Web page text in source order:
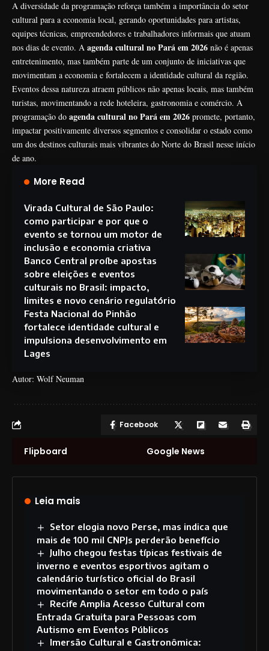
A diversidade da programação reforça também a importância do setor
cultural para a economia local, gerando oportunidades para artistas,
equipes técnicas, empreendedores e trabalhadores informais que atuam
nos dias de evento. A agenda cultural no Pará em 2026 não é apenas
entretenimento, mas também parte de um conjunto de iniciativas que
movimentam a economia e fortalecem a identidade cultural da região.
Eventos dessa natureza atraem públicos não apenas locais, mas também
turistas, movimentando a rede hoteleira, gastronomia e comércio. A
programação do agenda cultural no Pará em 2026 promete, portanto,
impactar positivamente diversos segmentos e consolidar o estado como
um dos destinos culturais mais vibrantes do Norte do Brasil nesse início
de ano.
More Read
Virada Cultural de São Paulo:
como participar e por que o
evento se tornou um motor de
inclusão e economia criativa
Banco Central proíbe apostas
sobre eleições e eventos
culturais no Brasil: impacto,
limites e novo cenário regulatório
Festa Nacional do Pinhão
fortalece identidade cultural e
impulsiona desenvolvimento em
Lages
Autor: Wolf Neuman
Facebook
Flipboard Google News
Leia mais
Setor elogia novo Perse, mas indica que
mais de 100 mil CNPJs perderão benefício
Julho chegou festas típicas festivais de
inverno e eventos esportivos agitam o
calendário turístico oficial do Brasil
movimentando o setor em todo o país
Recife Amplia Acesso Cultural com
Entrada Gratuita para Pessoas com
Autismo em Eventos Públicos
Imersão Cultural e Gastronômica: